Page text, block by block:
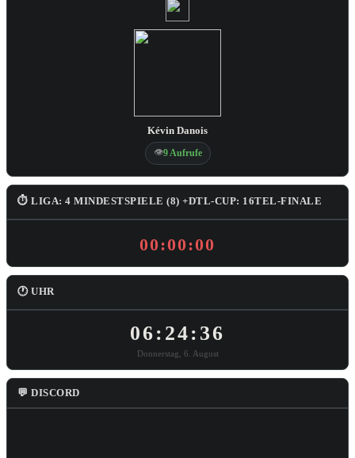
Kévin Danois
👁9 Aufrufe
⏱ LIGA: 4 MINDESTSPIELE (8) +DTL-CUP: 16TEL-FINALE
00:00:00
🕐 UHR
06:24:36
Donnerstag, 6. August
💬 DISCORD